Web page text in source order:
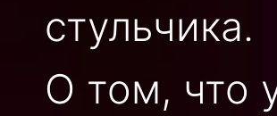
стульчика.
О том, что